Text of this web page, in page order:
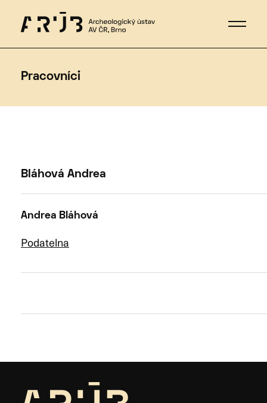
Pracovníci
Bláhová Andrea
Andrea Bláhová
Podatelna